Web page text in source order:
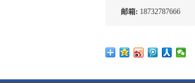
邮箱: 18732787666